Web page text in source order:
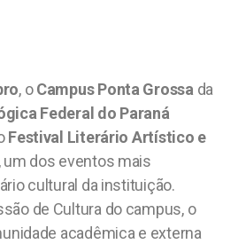
, oCampus Ponta Grossa da
Federal do Paraná
Festival Literário Artístico e
, um dos eventos mais
cultural da instituição.
de Cultura do campus, o
acadêmica e externa